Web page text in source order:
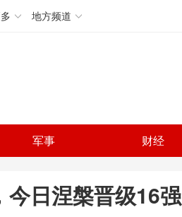
地方频道
军事 财经
日涅槃晋级16强